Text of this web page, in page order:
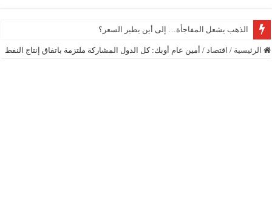
إنذار
الرئيسية / اقتصاد / أمين عام أوبك: كل الدول المشاركة ملتزمة باتفاق إنتاج النفط